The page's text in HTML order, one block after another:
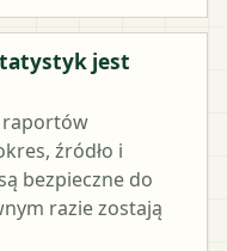
jest
raportów
źródło i
bezpieczne do
razie zostają